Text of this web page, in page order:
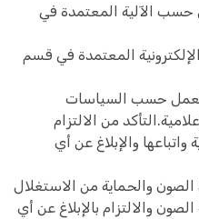
الآلية المعتمدة في
المعتمدة في قسم
حسب السياسات
من الالتزام
واتباعها والإبلاغ عن أي
والحماية من الاستغلال
والالتزام بالإبلاغ عن أي